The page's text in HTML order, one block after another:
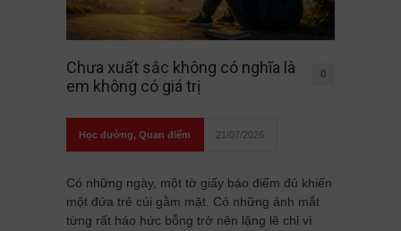
Chưa xuất sắc không có nghĩa là
em không có giá trị
0
Học đường, Quan điểm 21/07/2026
Có những ngày, một tờ giấy báo điểm đủ khiến
một đứa trẻ cúi gằm mặt. Có những ánh mắt
từng rất háo hức bỗng trở nên lặng lẽ chỉ vì